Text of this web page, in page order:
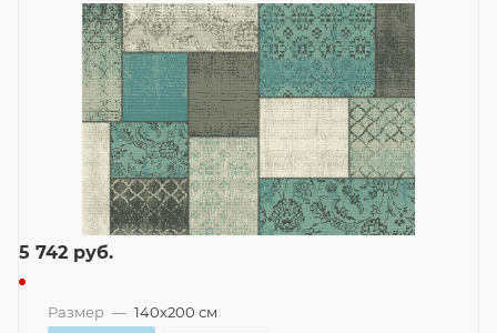
5 742 руб.
Размер — 140x200 см